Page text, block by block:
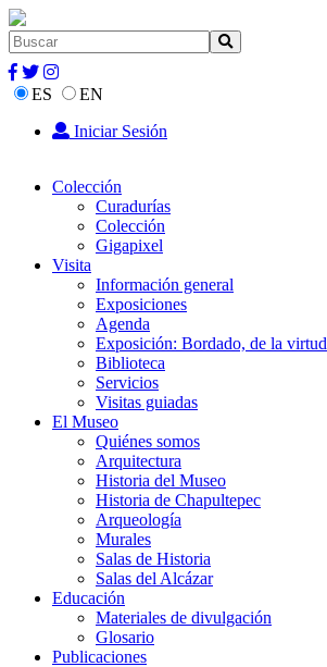
ES
EN
Iniciar Sesión
Colección
Curadurías
Colección
Gigapixel
Visita
Información general
Exposiciones
Agenda
Exposición: Bordado, de la virtud
Biblioteca
Servicios
Visitas guiadas
El Museo
Quiénes somos
Arquitectura
Historia del Museo
Historia de Chapultepec
Arqueología
Murales
Salas de Historia
Salas del Alcázar
Educación
Materiales de divulgación
Glosario
Publicaciones